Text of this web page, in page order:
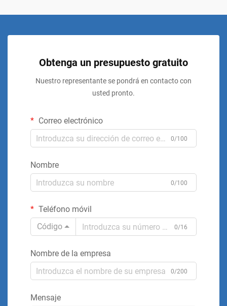
Obtenga un presupuesto gratuito
Nuestro representante se pondrá en contacto con
usted pronto.
Correo electrónico
0/100
Nombre
0/100
Teléfono móvil
Código
0/16
Nombre de la empresa
0/200
Mensaje